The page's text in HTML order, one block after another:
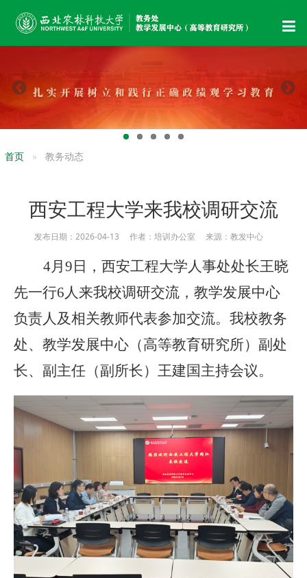
首页 教务动态
西安工程大学来我校调研交流
发布日期：2026-04-13 作者：培训办公室 来源：教发中心
4月9日，西安工程大学人事处处长王晓
先一行6人来我校调研交流，教学发展中心
负责人及相关教师代表参加交流。我校教务
处、教学发展中心（高等教育研究所）副处
长、副主任（副所长）王建国主持会议。